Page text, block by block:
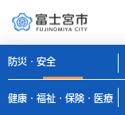
防災・安全
健康・福祉・保険・医療